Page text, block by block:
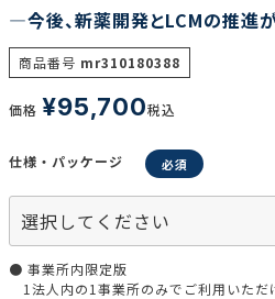
―今後、新薬開発とLCMの推進
商品番号 mr310180388
価格 ¥95,700税込
仕様・パッケージ
● 事業所内限定版
1法人内の1事業所のみでご利用いただ